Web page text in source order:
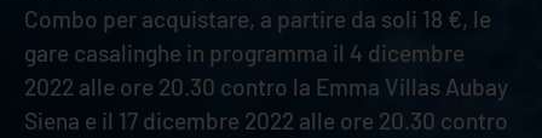
Combo per acquistare, a partire da soli 18 €, le
gare casalinghe in programma il 4 dicembre
2022 alle ore 20.30 contro la Emma Villas Aubay
Siena e il 17 dicembre 2022 alle ore 20.30 contro